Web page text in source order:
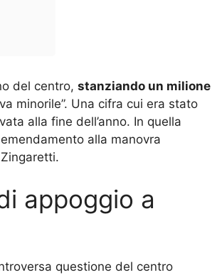
del centro, stanziando un milione
minorile”. Una cifra cui era stato
alla fine dell’anno. In quella
alla manovra
appoggio a
questione del centro